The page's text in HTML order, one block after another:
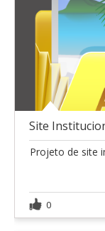
Site
Projeto de site
0